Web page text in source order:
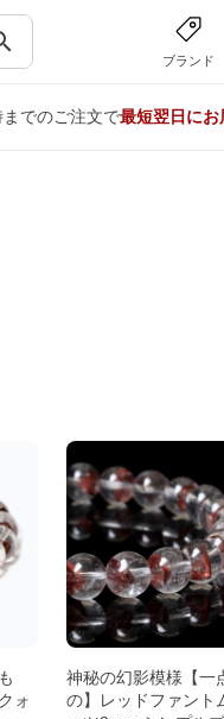
ブランド
までのご注文で最短翌日にお
ォ
神秘の幻影模様【一
の】レッドファント